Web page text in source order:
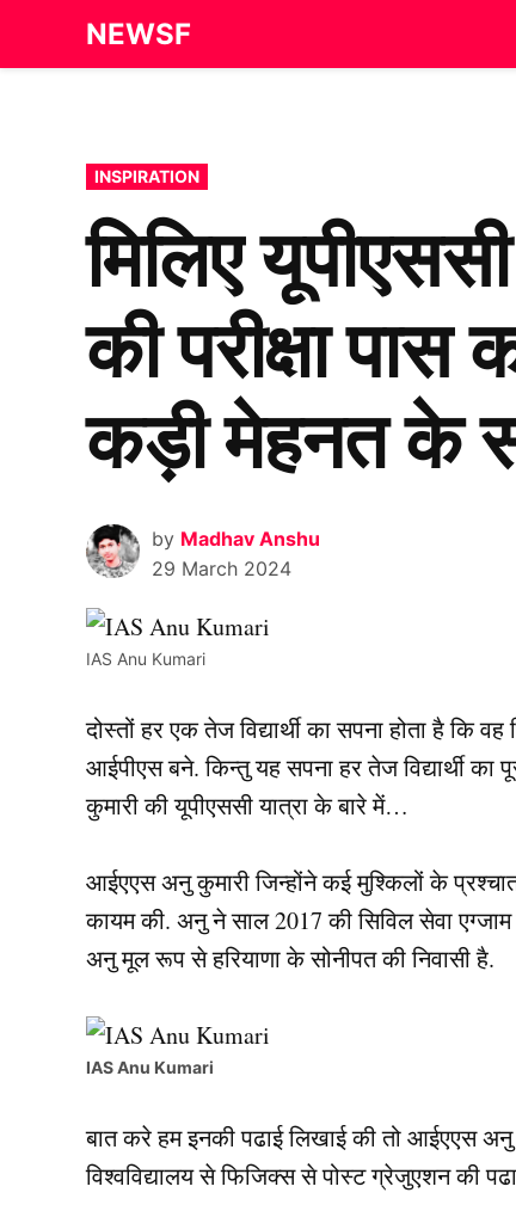
NEWSF
POSTED
IN
INSPIRATION
मिलिए
की परीक्षा
कड़ी मेहनत के
by Madhav Anshu
29 March 2024
IAS Anu Kumari
दोस्तों हर एक तेज विद्यार्थी का सपना होता है
आईपीएस बने. किन्तु यह सपना हर तेज विद्यार्थी
कुमारी की यूपीएससी यात्रा के बारे में…
आईएएस अनु कुमारी जिन्होंने कई मुश्किलों के
कायम की. अनु ने साल 2017 की सिविल सेवा
अनु मूल रूप से हरियाणा के सोनीपत की निवासी है.
IAS Anu Kumari
बात करे हम इनकी पढाई लिखाई की तो आईएएस
विश्वविद्यालय से फिजिक्स से पोस्ट ग्रेजुएशन की